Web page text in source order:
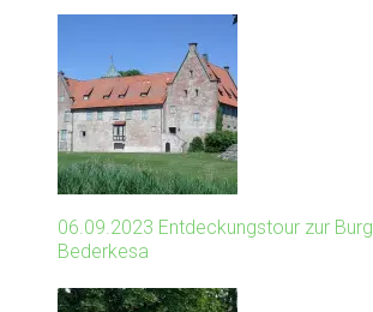
06.09.2023 Entdeckungstour zur Burg
Bederkesa